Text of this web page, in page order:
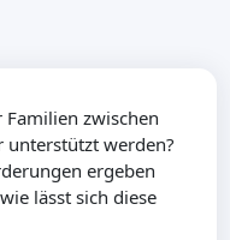
zwischen
unterstützt werden?
ergeben
lässt sich diese